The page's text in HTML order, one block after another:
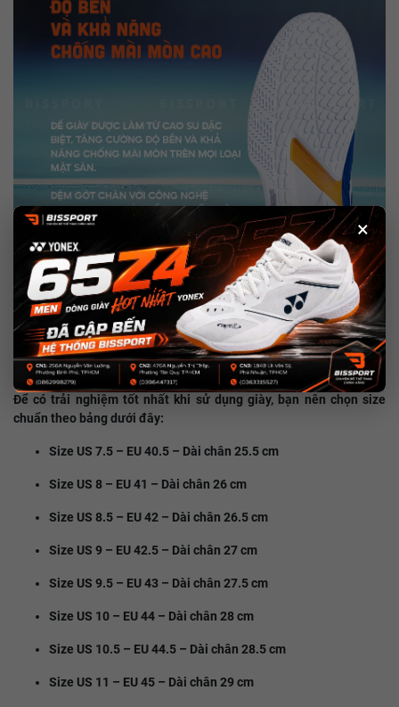
×
Hướng dẫn chọn size giày Babolat
Propulse Fury 3
Để có trải nghiệm tốt nhất khi sử dụng giày, bạn nên chọn size
chuẩn theo bảng dưới đây:
Size US 7.5 – EU 40.5 – Dài chân 25.5 cm
Size US 8 – EU 41 – Dài chân 26 cm
Size US 8.5 – EU 42 – Dài chân 26.5 cm
Size US 9 – EU 42.5 – Dài chân 27 cm
Size US 9.5 – EU 43 – Dài chân 27.5 cm
Size US 10 – EU 44 – Dài chân 28 cm
Size US 10.5 – EU 44.5 – Dài chân 28.5 cm
Size US 11 – EU 45 – Dài chân 29 cm